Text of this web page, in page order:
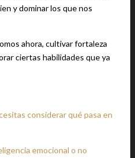
y dominar los que nos
ahora, cultivar fortaleza
ciertas habilidades que ya
considerar qué pasa en
emocional o no